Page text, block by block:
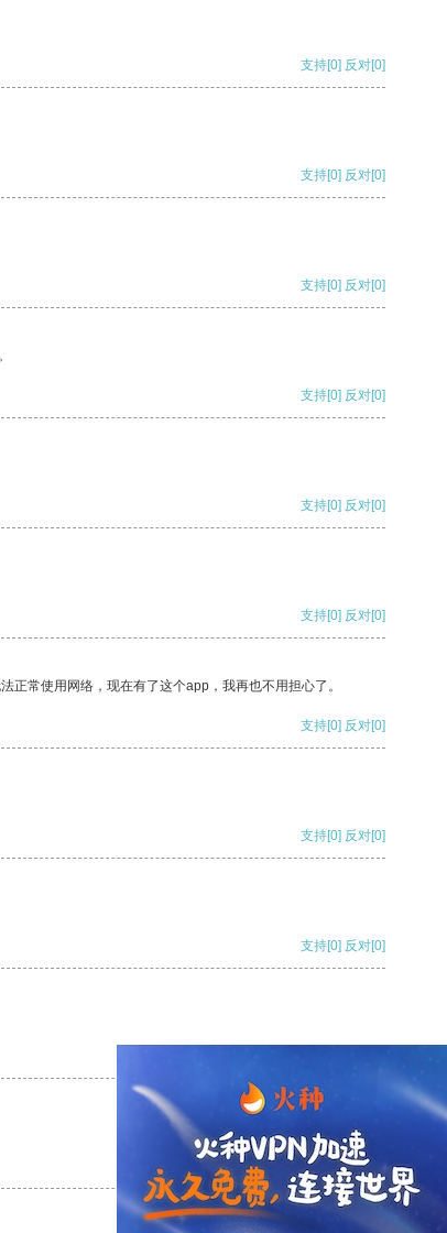
支持[0] 反对[0]
支持[0] 反对[0]
支持[0] 反对[0]
支持[0] 反对[0]
支持[0] 反对[0]
支持[0] 反对[0]
常使用网络，现在有了这个app，我再也不用担心了。
支持[0] 反对[0]
支持[0] 反对[0]
支持[0] 反对[0]
支持 [0] 反对 [0]